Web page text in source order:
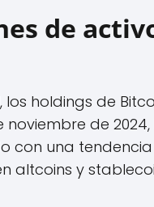
de
holdings de
noviembre de
con una
altcoins y